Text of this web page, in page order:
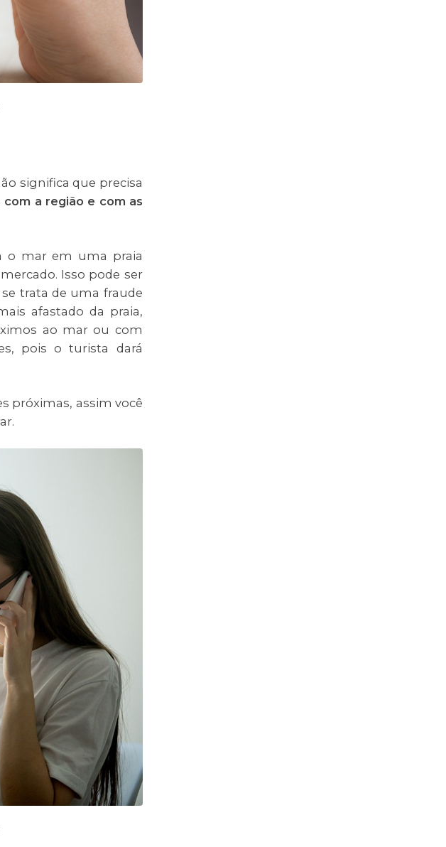
significa que precisa
a região e com as
o mar em uma praia
Isso pode ser
trata de uma fraude
afastado da praia,
ao mar ou com
pois o turista dará
próximas, assim você